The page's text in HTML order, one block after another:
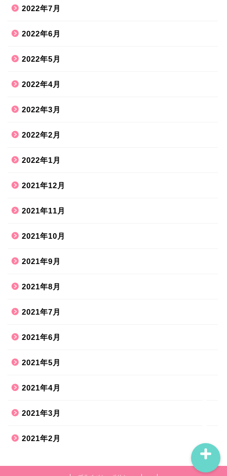
2022年7月
2022年6月
2022年5月
2022年4月
2022年3月
2022年2月
2022年1月
2021年12月
2021年11月
2021年10月
2021年9月
2021年8月
2021年7月
2021年6月
2021年5月
2021年4月
2021年3月
2021年2月